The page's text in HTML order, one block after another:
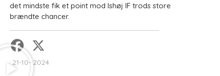
det mindste fik et point mod Ishøj IF trods store
brændte chancer.
21-10- 2024